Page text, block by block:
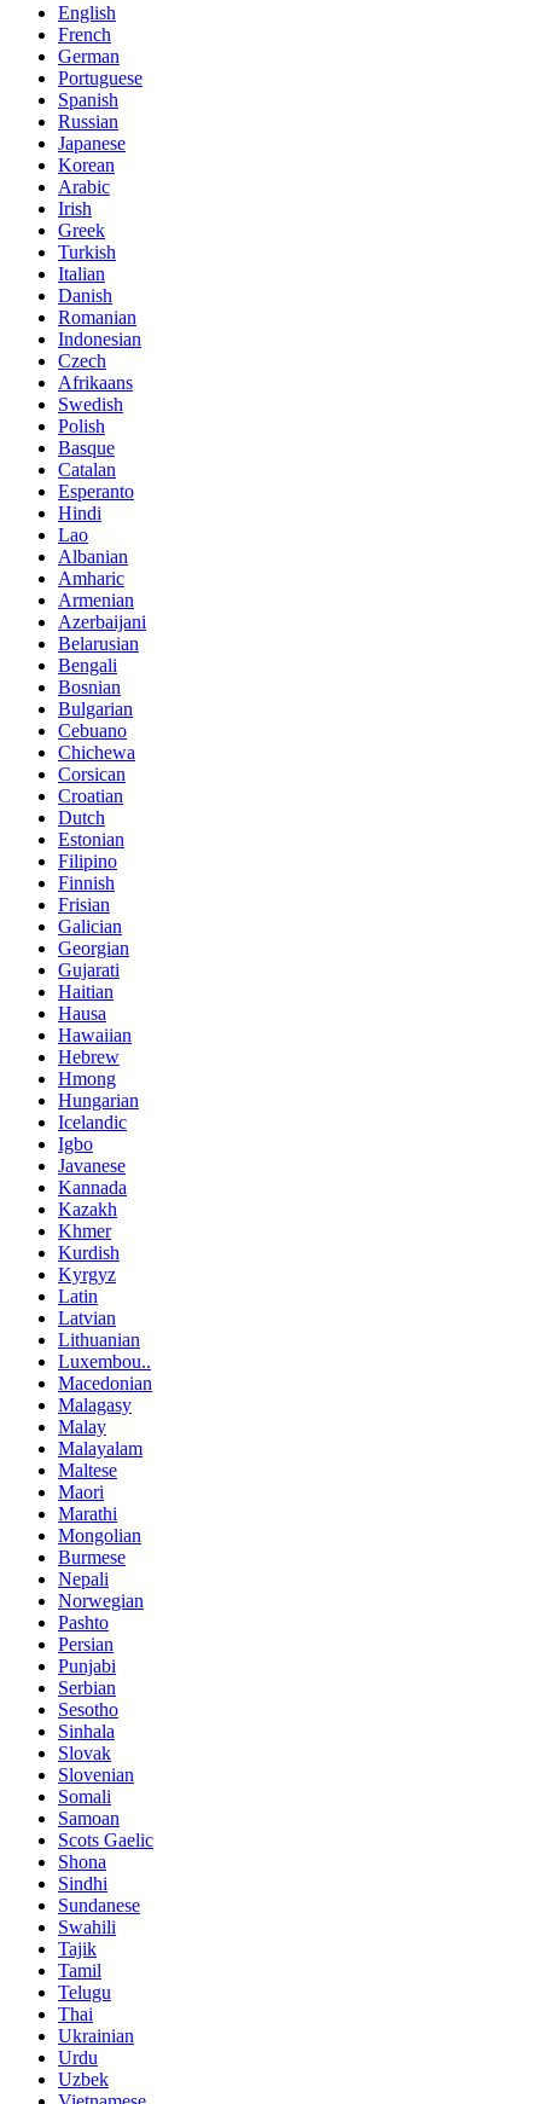
English
French
German
Portuguese
Spanish
Russian
Japanese
Korean
Arabic
Irish
Greek
Turkish
Italian
Danish
Romanian
Indonesian
Czech
Afrikaans
Swedish
Polish
Basque
Catalan
Esperanto
Hindi
Lao
Albanian
Amharic
Armenian
Azerbaijani
Belarusian
Bengali
Bosnian
Bulgarian
Cebuano
Chichewa
Corsican
Croatian
Dutch
Estonian
Filipino
Finnish
Frisian
Galician
Georgian
Gujarati
Haitian
Hausa
Hawaiian
Hebrew
Hmong
Hungarian
Icelandic
Igbo
Javanese
Kannada
Kazakh
Khmer
Kurdish
Kyrgyz
Latin
Latvian
Lithuanian
Luxembou..
Macedonian
Malagasy
Malay
Malayalam
Maltese
Maori
Marathi
Mongolian
Burmese
Nepali
Norwegian
Pashto
Persian
Punjabi
Serbian
Sesotho
Sinhala
Slovak
Slovenian
Somali
Samoan
Scots Gaelic
Shona
Sindhi
Sundanese
Swahili
Tajik
Tamil
Telugu
Thai
Ukrainian
Urdu
Uzbek